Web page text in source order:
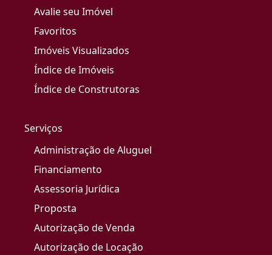
Avalie seu Imóvel
Favoritos
Imóveis Visualizados
Índice de Imóveis
Índice de Construtoras
Serviços
Administração de Aluguel
Financiamento
Assessoria Jurídica
Proposta
Autorização de Venda
Autorização de Locação